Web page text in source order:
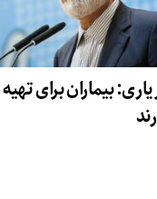
بیماران برای تهیه